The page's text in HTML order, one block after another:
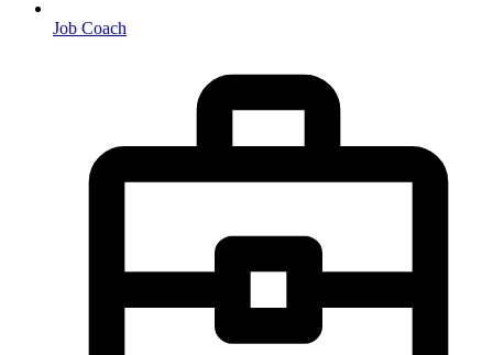
Job Coach